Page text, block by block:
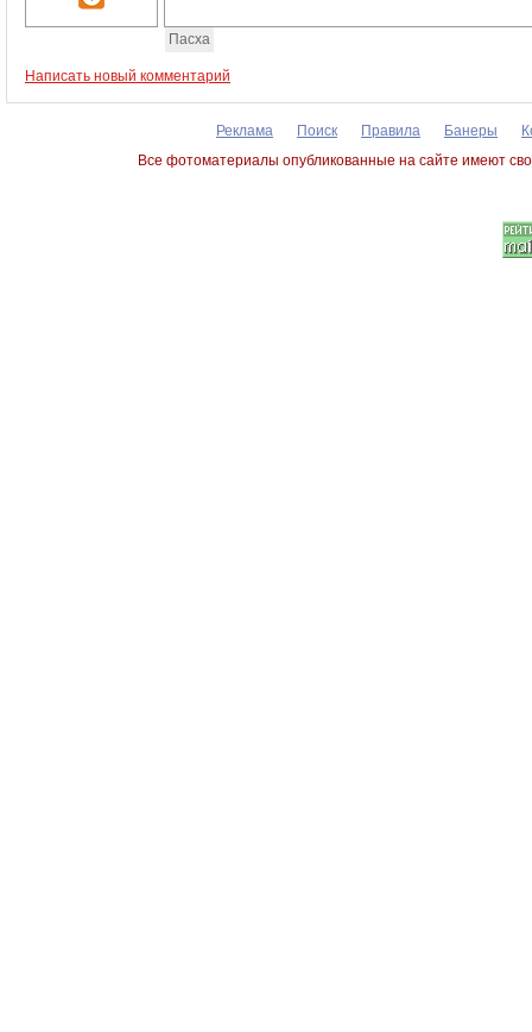
Пасха
Написать новый комментарий
Реклама Поиск Правила Банеры
Все фотоматериалы опубликованные на сайте имеют